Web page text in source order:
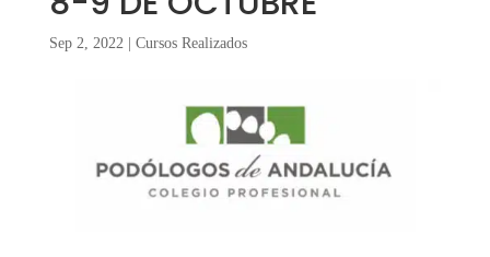
Sep 2, 2022| Cursos Realizados